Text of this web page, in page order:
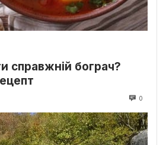
справжній бограч?
0